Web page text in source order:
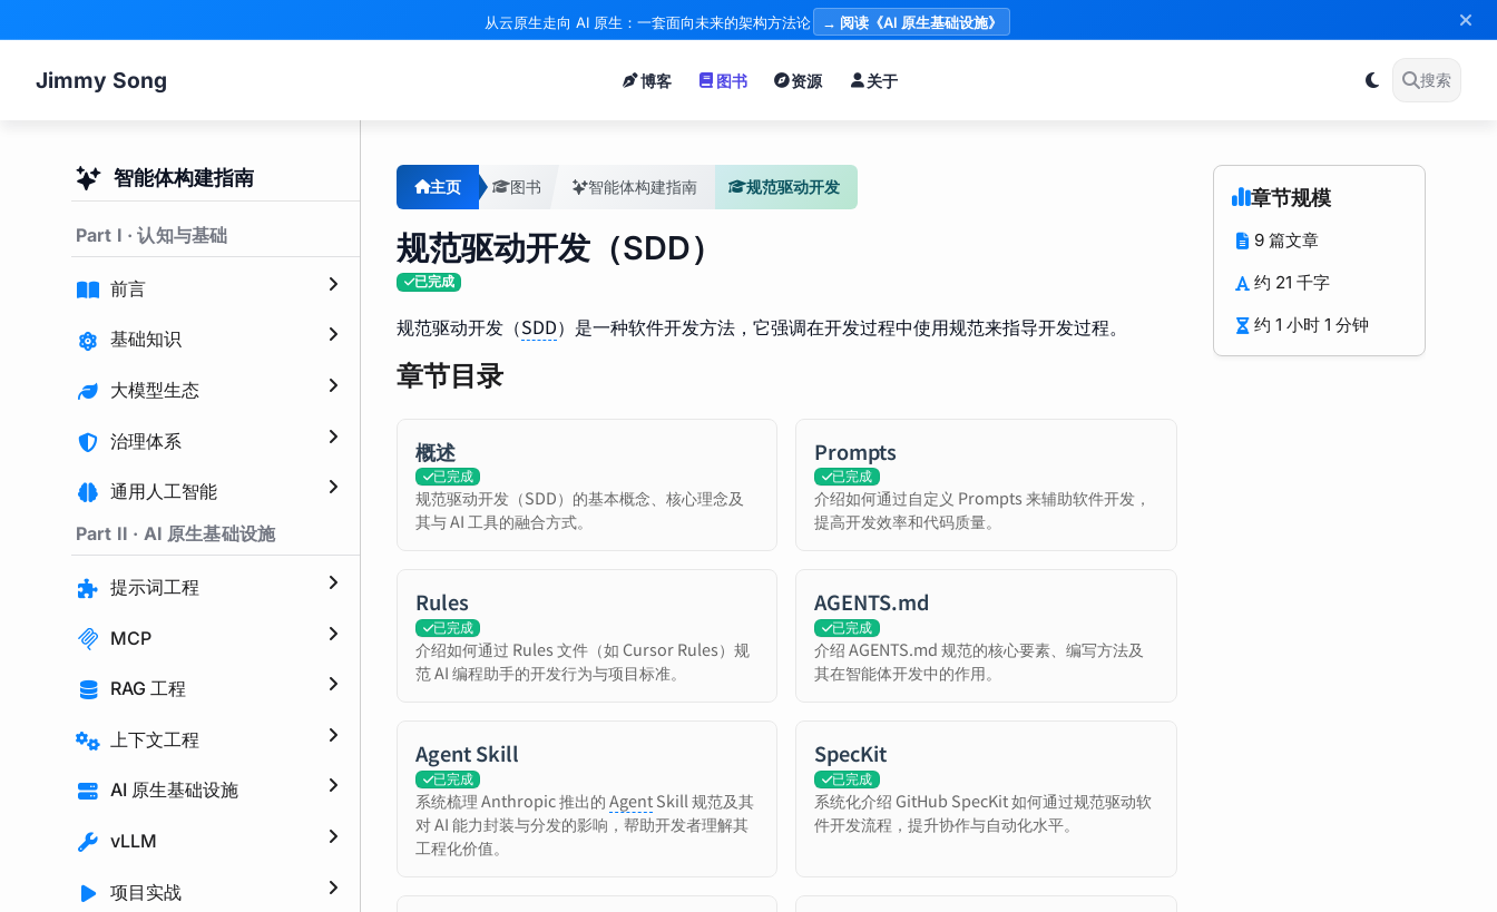
从云原生走向 AI 原生：一套面向未来的架构方法论 → 阅读《AI 原生基础设施》
Jimmy Song 博客 图书 资源 关于 搜索
智能体构建指南
Part I · 认知与基础
前言
基础知识
大模型生态
治理体系
通用人工智能
Part II · AI 原生基础设施
提示词工程
MCP
RAG 工程
上下文工程
AI 原生基础设施
vLLM
项目实战
主页 图书 智能体构建指南 规范驱动开发
规范驱动开发（SDD）
已完成
规范驱动开发（SDD）是一种软件开发方法，它强调在开发过程中使用规范来指导开发过程。
章节目录
概述
已完成
规范驱动开发（SDD）的基本概念、核心理念及
其与 AI 工具的融合方式。
Prompts
已完成
介绍如何通过自定义 Prompts 来辅助软件开发，
提高开发效率和代码质量。
Rules
已完成
介绍如何通过 Rules 文件（如 Cursor Rules）规
范 AI 编程助手的开发行为与项目标准。
AGENTS.md
已完成
介绍 AGENTS.md 规范的核心要素、编写方法及
其在智能体开发中的作用。
Agent Skill
已完成
系统梳理 Anthropic 推出的AgentSkill 规范及其
对 AI 能力封装与分发的影响，帮助开发者理解其
工程化价值。
SpecKit
已完成
系统化介绍 GitHub SpecKit 如何通过规范驱动软
件开发流程，提升协作与自动化水平。
章节规模
9 篇文章
约 21 千字
约 1 小时 1 分钟